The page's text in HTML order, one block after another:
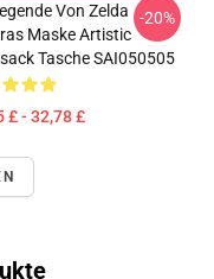
Von Zelda
Maske Artistic
Tasche SAI050505
£ - 32,78 £
-20%